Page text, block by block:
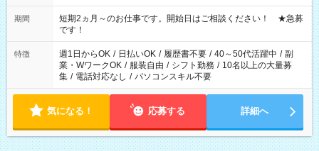
みたい」 「しっかり稼ぎたい」 「もう少し遅い時間から始めた
い」など ご希望にあったお仕事をご案内いたします。 ※未経験
の方の場合は1～2ヶ月間は日中での仕事を経験いただき、 お
仕事に慣れてからの夜勤になります。 ★家庭の都合でお休みが
必要な場合も遠慮なくご相談ください。
期間
短期2ヵ月～のお仕事です。開始日はご相談ください！ ★急募
です！
特徴 週1日からOK / 日払いOK / 履歴書不要 / 40～50代活躍中 / 副
業・WワークOK / 服装自由 / シフト勤務 / 10名以上の大量募
集 / 電話対応なし / パソコンスキル不要
気になる！ 応募する 詳細へ